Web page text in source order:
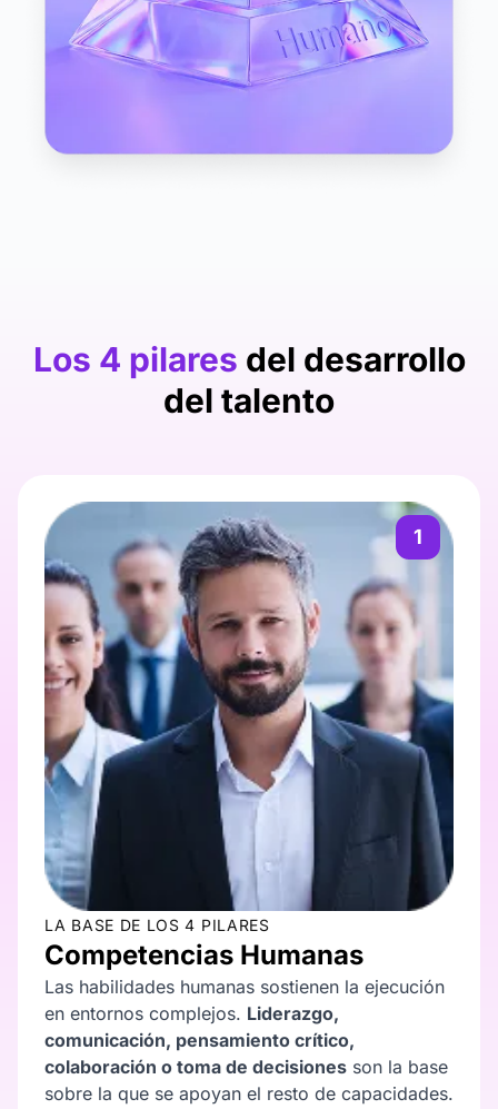
Los 4 pilares del desarrollo
del talento
1
LA BASE DE LOS 4 PILARES
Competencias Humanas
Las habilidades humanas sostienen la ejecución
en entornos complejos. Liderazgo,
comunicación, pensamiento crítico,
colaboración o toma de decisiones son la base
sobre la que se apoyan el resto de capacidades.